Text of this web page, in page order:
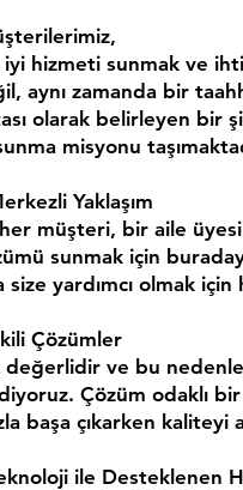
hizmeti sunmak ve
aynı zamanda bir
olarak belirleyen bir
misyonu
Yaklaşım
müşteri, bir aile üyesi
sunmak için
size yardımcı olmak
Çözümler
değerlidir ve bu
Çözüm odaklı
başa çıkarken kaliteyi
ile Desteklenen